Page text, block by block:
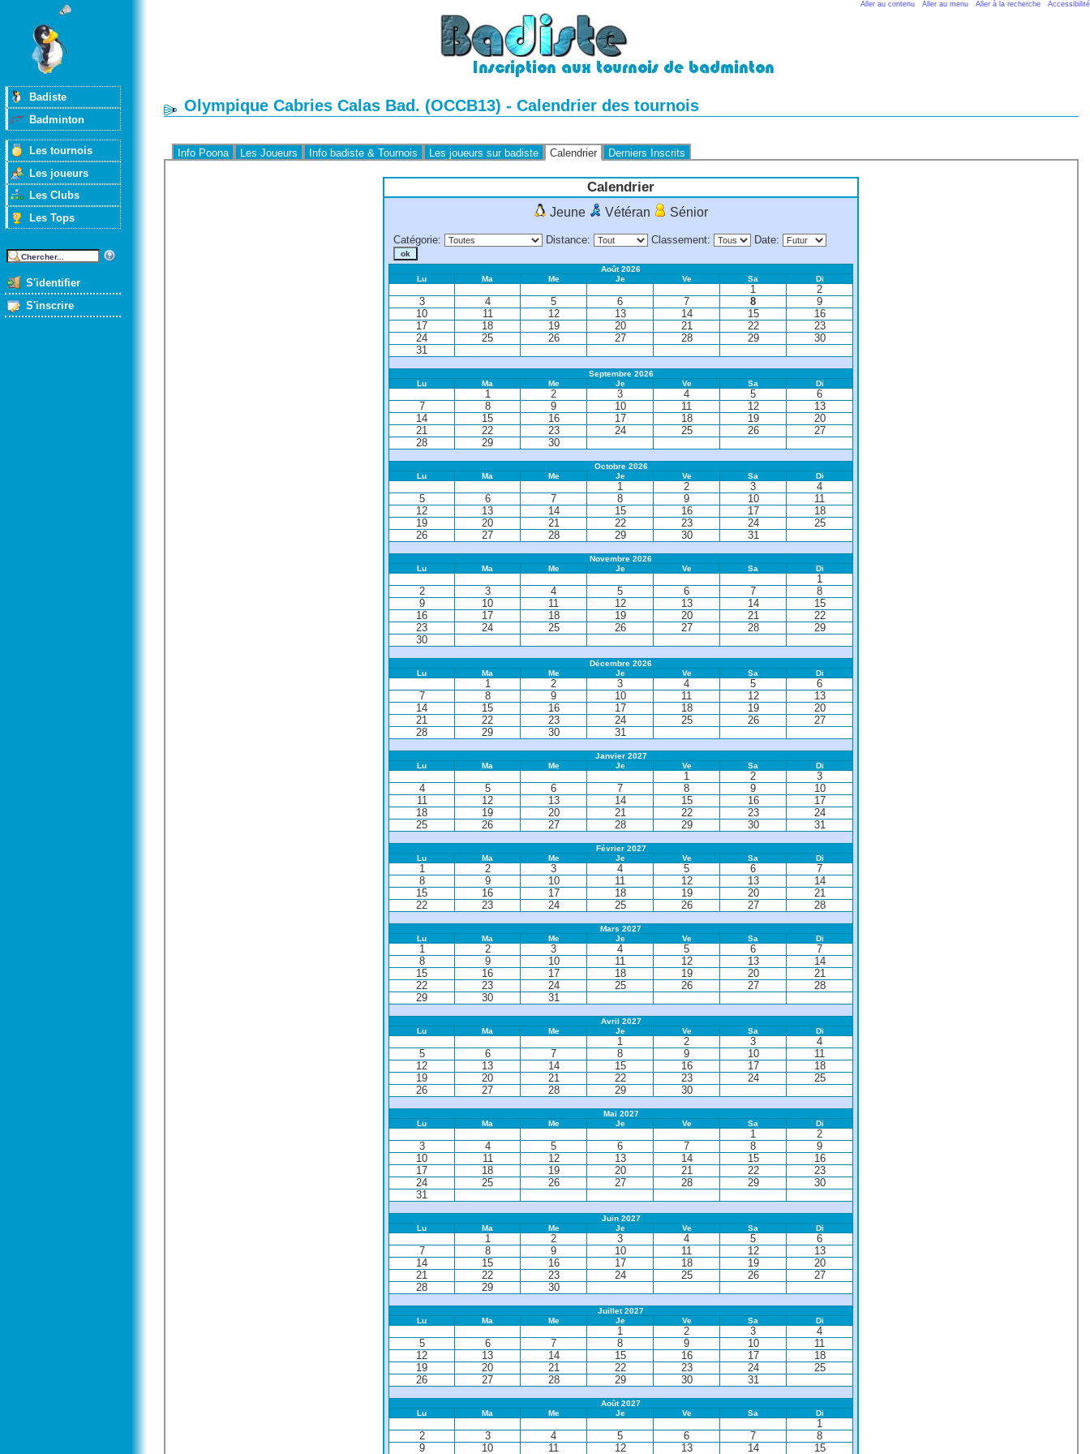
Aller au contenu Aller au menu Aller à la recherche Accessibilité
Badiste
Badminton
Les tournois
Les joueurs
Les Clubs
Les Tops
S'identifier
S'inscrire
Olympique Cabries Calas Bad. (OCCB13) - Calendrier des tournois
Info Poona Les Joueurs Info badiste & Tournois Les joueurs sur badiste Calendrier Derniers Inscrits
Calendrier
Jeune Vétéran Sénior
Catégorie: Distance: Classement: Date:
Août 2026
Lu
Ma Me Je Ve Sa Di
1
2
3
4 5 6 7 8
9
10
11 12 13 14 15
16
17
18 19 20 21 22
23
24
25 26 27 28 29
30
31
Septembre 2026
Lu
Ma Me Je Ve Sa Di
1 2 3 4 5
6
7
8 9 10 11 12
13
14
15 16 17 18 19
20
21
22 23 24 25 26
27
28
29 30
Octobre 2026
Lu
Ma Me Je Ve Sa Di
1 2 3
4
5
6 7 8 9 10
11
12
13 14 15 16 17
18
19
20 21 22 23 24
25
26
27 28 29 30 31
Novembre 2026
Lu
Ma Me Je Ve Sa Di
1
2
3 4 5 6 7
8
9
10 11 12 13 14
15
16
17 18 19 20 21
22
23
24 25 26 27 28
29
30
Décembre 2026
Lu
Ma Me Je Ve Sa Di
1 2 3 4 5
6
7
8 9 10 11 12
13
14
15 16 17 18 19
20
21
22 23 24 25 26
27
28
29 30 31
Janvier 2027
Lu
Ma Me Je Ve Sa Di
1 2
3
4
5 6 7 8 9
10
11
12 13 14 15 16
17
18
19 20 21 22 23
24
25
26 27 28 29 30 31
Février 2027
Lu
Ma Me Je Ve Sa Di
1 2 3 4 5 6
7
8
9 10 11 12 13
14
15
16 17 18 19 20
21
22
23 24 25 26 27 28
Mars 2027
Lu
Ma Me Je Ve Sa Di
1 2 3 4 5 6
7
8
9 10 11 12 13
14
15
16 17 18 19 20
21
22
23 24 25 26 27
28
29
30 31
Avril 2027
Lu
Ma Me Je Ve Sa Di
1 2 3
4
5
6 7 8 9 10
11
12
13 14 15 16 17
18
19
20 21 22 23 24
25
26
27 28 29 30
Mai 2027
Lu
Ma Me Je Ve Sa Di
1
2
3
4 5 6 7 8
9
10
11 12 13 14 15
16
17
18 19 20 21 22
23
24
25 26 27 28 29
30
31
Juin 2027
Lu
Ma Me Je Ve Sa Di
1 2 3 4 5
6
7
8 9 10 11 12
13
14
15 16 17 18 19
20
21
22 23 24 25 26
27
28
29 30
Juillet 2027
Lu
Ma Me Je Ve Sa Di
1 2 3
4
5
6 7 8 9 10
11
12
13 14 15 16 17
18
19
20 21 22 23 24
25
26
27 28 29 30 31
Août 2027
Lu
Ma Me Je Ve Sa Di
1
2
3 4 5 6 7
8
9
10 11 12 13 14 15